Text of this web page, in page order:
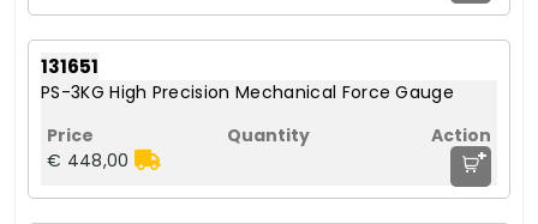
131651
PS-3KG High Precision Mechanical Force Gauge
€ 448,00 +